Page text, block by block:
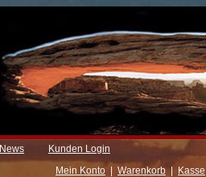
News
Kunden Login
Mein Konto Warenkorb|
Kasse